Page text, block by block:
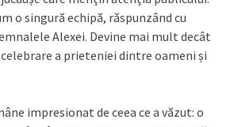
o singură echipă, răspunzând cu
Alexei. Devine mai mult decât
a prieteniei dintre oameni și
impresionat de ceea ce a văzut: o